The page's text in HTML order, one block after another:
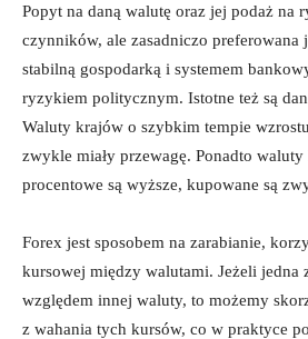
Popyt na daną walutę oraz jej podaż na
czynników, ale zasadniczo preferowana
stabilną gospodarką i systemem
ryzykiem politycznym. Istotne też są
Waluty krajów o szybkim tempie
zwykle miały przewagę. Ponadto
procentowe są wyższe, kupowane są
Forex jest sposobem na zarabianie,
kursowej między walutami. Jeżeli jedna
względem innej waluty, to możemy
z wahania tych kursów, co w praktyce